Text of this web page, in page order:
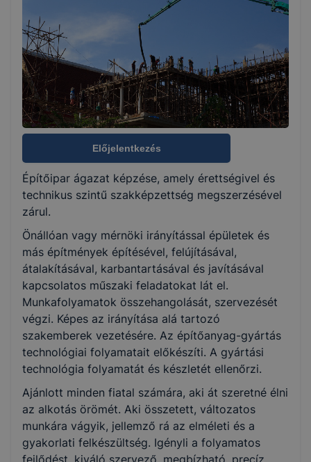
Képzés időtartama
2 év
Választható szakmairányok:
Nem válaszható
KKK/PTT
KKK letöltése (pdf)
Okleveles technikusképzés
Nem
Előjelentkezés
Építőipar ágazat képzése, amely érettségivel és
technikus szintű szakképzettség megszerzésével
zárul.
Önállóan vagy mérnöki irányítással épületek és
más építmények építésével, felújításával,
átalakításával, karbantartásával és javításával
kapcsolatos műszaki feladatokat lát el.
Munkafolyamatok összehangolását, szervezését
végzi. Képes az irányítása alá tartozó
szakemberek vezetésére. Az építőanyag-gyártás
technológiai folyamatait előkészíti. A gyártási
technológia folyamatát és készletét ellenőrzi.
Ajánlott minden fiatal számára, aki át szeretné élni
az alkotás örömét. Aki összetett, változatos
munkára vágyik, jellemző rá az elméleti és a
gyakorlati felkészültség. Igényli a folyamatos
fejlődést, kiváló szervező, megbízható, precíz,